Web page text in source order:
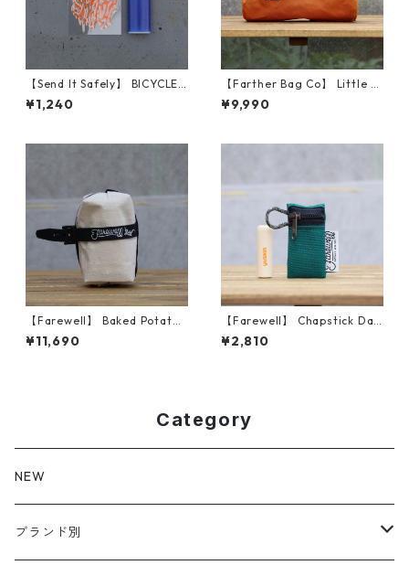
【Send It Safely】 BICYCLE
VVIZARD
¥1,240
【Farther Bag Co】 Little T
ube (Marigold)
¥9,990
【Farewell】 Baked Potato™
（Natural X10）
¥11,690
【Farewell】 Chapstick Dan
gler™ （Teal/Brown）
¥2,810
Category
NEW
ブランド別